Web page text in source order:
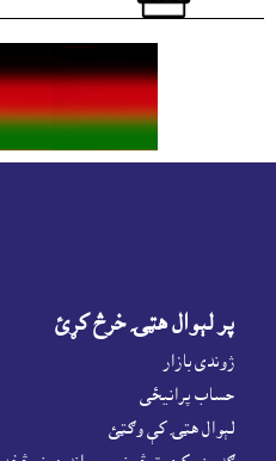
پر لېوال هټۍ خرڅ کړئ
ژوندى بازار
حساب پرانيځى
لېوال هټۍ کې وګټئ